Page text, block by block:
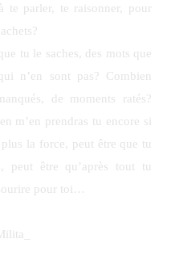
te parler, te raisonner, pour
tu le saches, des mots que
n’en sont pas? Combien
de moments ratés?
m’en prendras tu encore si
la force, peut être que tu
peut être qu’après tout tu
pour toi…